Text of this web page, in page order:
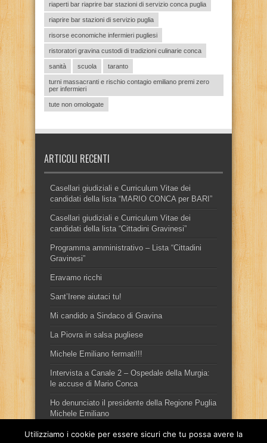
riaperti bar riaprire bar stazioni di servizio conca puglia
riaprire bar stazioni di servizio puglia
risorse economiche infermieri pugliesi
ristoratori gravina custodi di tradizioni culinarie conca
sanità scuola taranto
turni massacranti e rischio contagio emiliano premi zero
per infermieri
tute non omologate
ARTICOLI RECENTI
Casellari giudiziali e Curriculum Vitae dei
candidati della lista “MARIO CONCA per BARI”
Casellari giudiziali e Curriculum Vitae dei
candidati della lista “Cittadini Gravinesi”
Programma amministrativo – Lista “Cittadini
Gravinesi”
Eravamo ricchi
Sant’Irene aiutaci tu!
Mi candido a Sindaco di Gravina
La Piovra in salsa pugliese
Michele Emiliano fermati!!!
Intervista a Canale 2 – Ospedale della Murgia:
le accuse di Mario Conca
Ho denunciato il presidente della Regione Puglia
Michele Emiliano
Utilizziamo i cookie per essere sicuri che tu possa avere la